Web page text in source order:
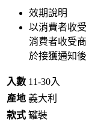
效期說明
以消費者收
消費者收受
於接獲通知
入數 11-30入
產地 義大利
款式 罐裝